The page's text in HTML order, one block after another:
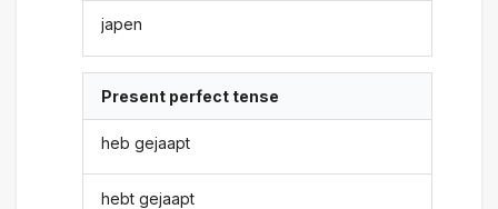
japen
Present perfect tense
heb gejaapt
hebt gejaapt